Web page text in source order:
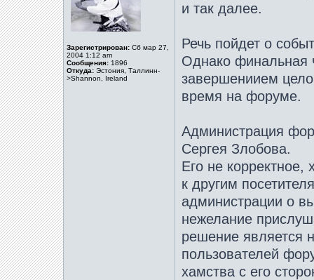
Зарегистрирован: Сб мар 27,
2004 1:12 am
Сообщения: 1896
Откуда: Эстония, Таллинн-
>Shannon, Ireland
и так далее.
Речь пойдет о
Однако финальная
завершениием
время на форуме.
Администрация
Сергея Злобова.
Его не
к другим
администрации о
нежелание
решение является
пользователей
хамства с его